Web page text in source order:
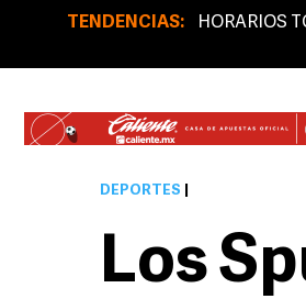
TENDENCIAS: HORARIOS
DEPORTES
Los